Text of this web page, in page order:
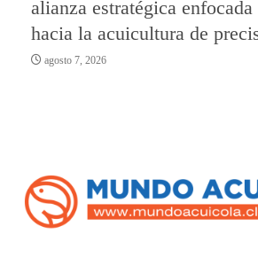
alianza estratégica
hacia la acuicultura de
agosto 7, 2026